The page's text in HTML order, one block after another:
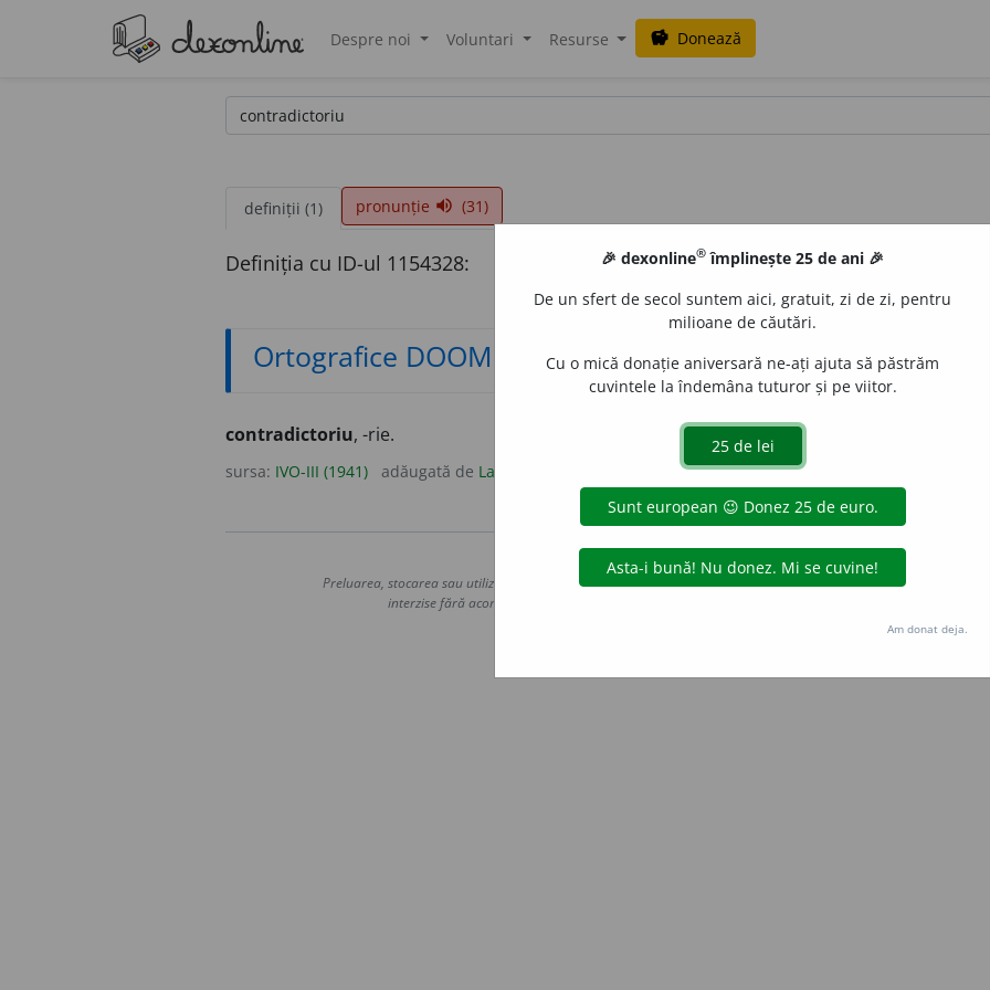
Despre noi Voluntari Resurse savings Donează
definiții (1) pronunție volume_up (31)
Definiția cu ID-ul 1154328:
Ortografice DOOM
contradictoriu, -rie.
sursa: IVO-III (1941) adăugată de Ladislau Strifler
Copyright © 2004-2026 dexonline (https://dexonline.ro)
Preluarea, stocarea sau utilizarea datelor de pe acest site, inclusiv prin orice metode de extragere automată
interzise fără acordul nostru prealabil scris, cu excepția seturilor de date oferite oficial spre utilizare
Hosterion
🎉 dexonline® împlinește 25 de ani 🎉
De un sfert de secol suntem aici, gratuit, zi de zi, pentru
milioane de căutări.
Cu o mică donație aniversară ne-ați ajuta să păstrăm
cuvintele la îndemâna tuturor și pe viitor.
Am donat deja.